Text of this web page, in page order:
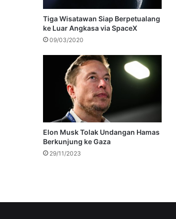
Tiga Wisatawan Siap Berpetualang
ke Luar Angkasa via SpaceX
09/03/2020
Elon Musk Tolak Undangan Hamas
Berkunjung ke Gaza
29/11/2023